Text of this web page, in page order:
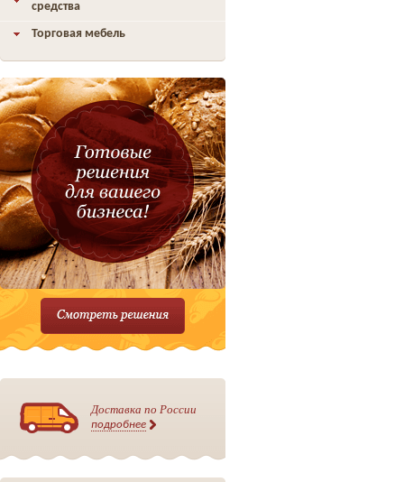
средства
Торговая мебель
Доставка по России
подробнее